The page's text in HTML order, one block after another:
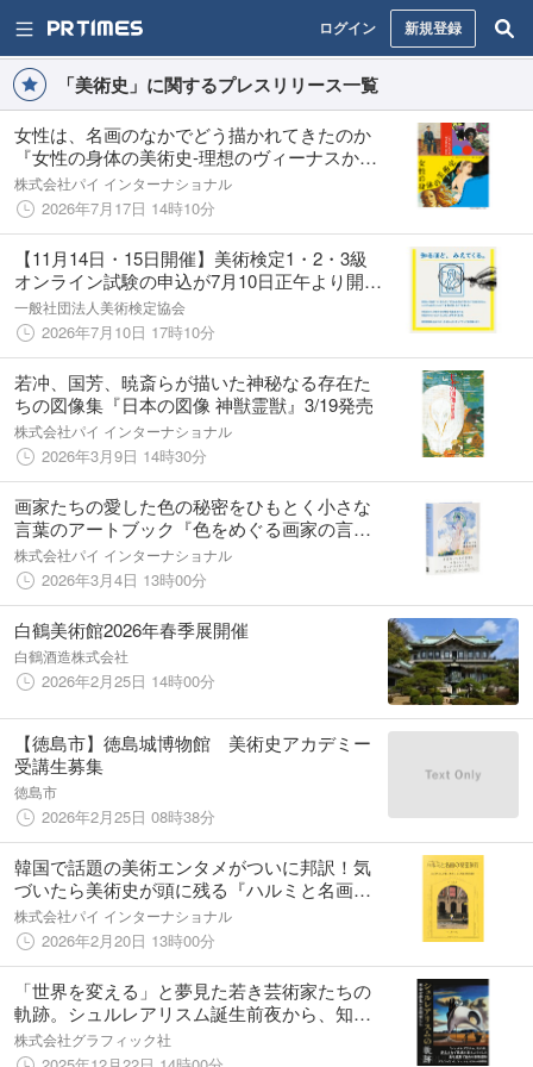
ログイン 新規登録
「美術史」に関するプレスリリース一覧
女性は、名画のなかでどう描かれてきたのか
『女性の身体の美術史-理想のヴィーナスか
ら、わたしたちの身体へ-』7/23発売
株式会社パイ インターナショナル
2026年7月17日 14時10分
【11月14日・15日開催】美術検定1・2・3級
オンライン試験の申込が7月10日正午より開
始。おトクな早割キャンペーンは7月31日まで
一般社団法人美術検定協会
2026年7月10日 17時10分
若冲、国芳、暁斎らが描いた神秘なる存在た
ちの図像集『日本の図像 神獣霊獣』3/19発売
株式会社パイ インターナショナル
2026年3月9日 14時30分
画家たちの愛した色の秘密をひもとく小さな
言葉のアートブック『色をめぐる画家の言
葉』3/19発売
株式会社パイ インターナショナル
2026年3月4日 13時00分
白鶴美術館2026年春季展開催
白鶴酒造株式会社
2026年2月25日 14時00分
【徳島市】徳島城博物館 美術史アカデミー
受講生募集
徳島市
2026年2月25日 08時38分
韓国で話題の美術エンタメがついに邦訳！気
づいたら美術史が頭に残る『ハルミと名画の
秘密旅行-おばあちゃんの心に残る名画の裏
話-』3/13発売
株式会社パイ インターナショナル
2026年2月20日 13時00分
「世界を変える」と夢見た若き芸術家たちの
軌跡。シュルレアリスム誕生前夜から、知ら
れざる女性芸術家たちの挑戦までを網羅した
一冊『シュルレアリスムの軌跡』1月発売
株式会社グラフィック社